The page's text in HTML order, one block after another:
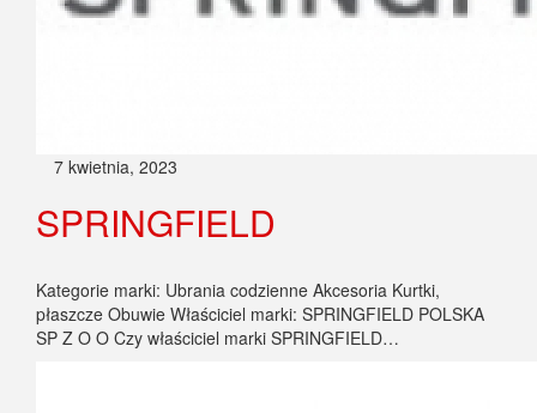
7 kwietnia, 2023
SPRINGFIELD
Kategorie marki: Ubrania codzienne Akcesoria Kurtki,
płaszcze Obuwie Właściciel marki: SPRINGFIELD POLSKA
SP Z O O Czy właściciel marki SPRINGFIELD…